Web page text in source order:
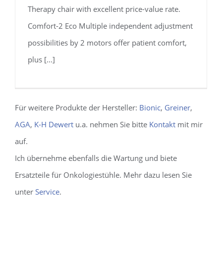
Therapy chair with excellent price-value rate.
Comfort-2 Eco Multiple independent adjustment
possibilities by 2 motors offer patient comfort,
plus [...]
Für weitere Produkte der Hersteller: Bionic, Greiner,
AGA, K-H Dewert u.a. nehmen Sie bitte Kontakt mit mir
auf.
Ich übernehme ebenfalls die Wartung und biete
Ersatzteile für Onkologiestühle. Mehr dazu lesen Sie
unter Service.